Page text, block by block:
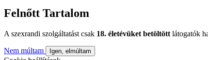
Felnőtt Tartalom
A szexrandi szolgáltatást csak 18. életévüket betöltött látogatók
Nem múltam Igen, elmúltam